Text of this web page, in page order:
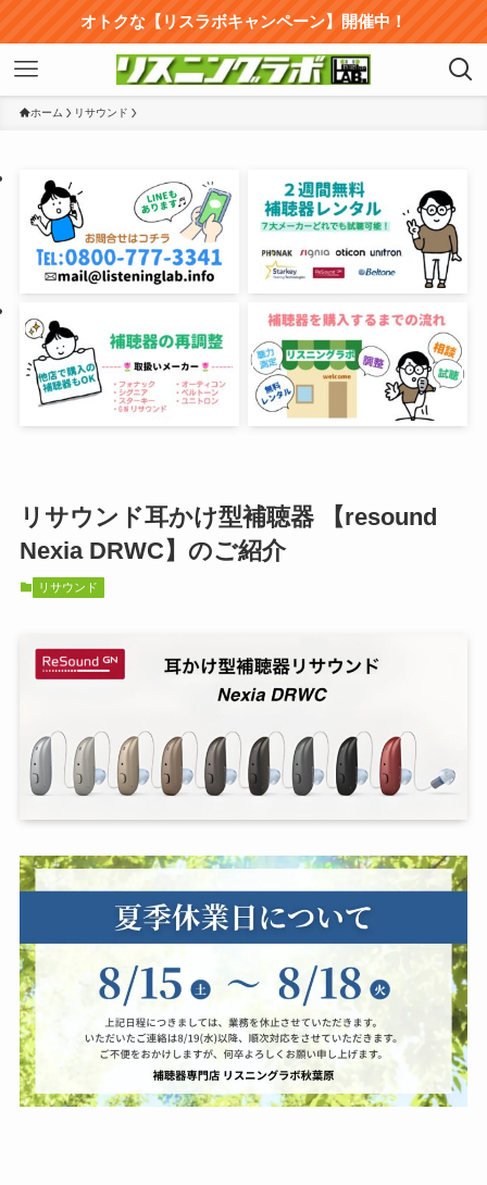
オトクな【リスラボキャンペーン】開催中！
ホーム リサウンド
リサウンド耳かけ型補聴器 【resound
Nexia DRWC】のご紹介
リサウンド